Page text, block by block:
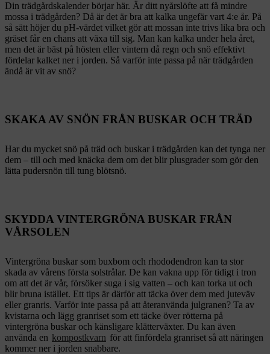
Din trädgårdskalender börjar här. Är ditt nyårslöfte att få mindre
mossa i trädgården? Då är det är bra att kalka ungefär vart 4:e år. På
så sätt höjer du pH-värdet vilket gör att mossan inte trivs lika bra och
gräset får en chans att växa till sig. Man kan kalka under hela året,
men det är bäst på hösten eller vintern då regn och snö effektivt
fördelar kalket ner i jorden. Så varför inte passa på när trädgården
ändå är vit av snö?
SKAKA AV SNÖN FRÅN BUSKAR OCH TRÄD
Har du mycket snö på träd och buskar i trädgården kan det tynga ner
dem – till och med knäcka dem om det blir plusgrader som gör den
lätta pudersnön till tung blötsnö.
SKYDDA VINTERGRÖNA BUSKAR FRÅN
VÅRSOLEN
Vintergröna buskar som buxbom och rhododendron kan ta stor
skada av vårens första solstrålar. De kan vakna upp för tidigt i tron
om att det är vår, försöker suga i sig vatten – och kan torka ut och
blir bruna istället. Ett tips är därför att täcka över dem med juteväv
eller granris. Varför inte passa på att återanvända julgranen? Ta av
kvistarna och lägg granriset som ett täcke över rötterna på
vintergröna buskar och känsligare klätterväxter. Du kan även
använda en kompostkvarn för att finfördela granriset så att näringen
kommer ner i jorden snabbare.